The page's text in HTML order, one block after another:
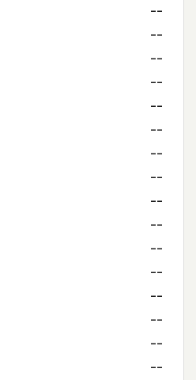
--
--
--
--
--
--
--
--
--
--
--
--
--
--
--
--